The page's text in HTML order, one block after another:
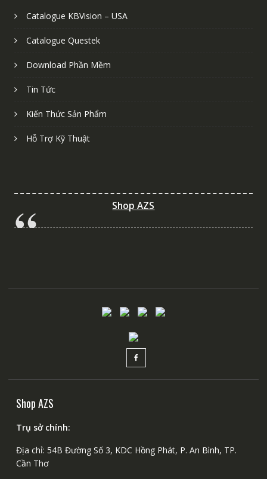
Catalogue KBVision – USA
Catalogue Questek
Download Phần Mềm
Tin Tức
Kiến Thức Sản Phẩm
Hỗ Trợ Kỹ Thuật
Shop AZS
Shop AZS
Trụ sở chính:
Địa chỉ: 54B Đường Số 3, KDC Hồng Phát, P. An Bình, TP.
Cần Thơ